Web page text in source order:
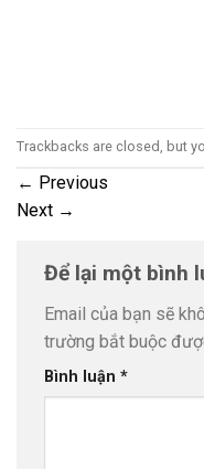
Trackbacks are closed, but
← Previous
Next →
Để lại một bình
Email của bạn sẽ
trường bắt buộc
Bình luận *